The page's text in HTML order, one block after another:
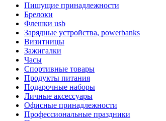
Пишущие принадлежности
Брелоки
Флешки usb
Зарядные устройства, powerbanks
Визитницы
Зажигалки
Часы
Спортивные товары
Продукты питания
Подарочные наборы
Личные аксессуары
Офисные принадлежности
Профессиональные праздники